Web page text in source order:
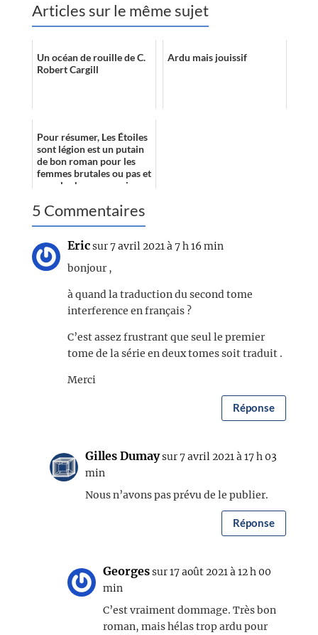
Articles sur le même sujet
Un océan de rouille de C.
Robert Cargill
Ardu mais jouissif
Pour résumer, Les Étoiles
sont légion est un putain
de bon roman pour les
femmes brutales ou pas et
pour les hommes qui
pour...
5 Commentaires
Ericsur 7 avril 2021 à 7 h 16 min
bonjour ,
à quand la traduction du second tome
interference en français ?
C’est assez frustrant que seul le premier
tome de la série en deux tomes soit traduit .
Merci
Réponse
Gilles Dumaysur 7 avril 2021 à 17 h 03
min
Nous n’avons pas prévu de le publier.
Réponse
Georgessur 17 août 2021 à 12 h 00
min
C’est vraiment dommage. Très bon
roman, mais hélas trop ardu pour